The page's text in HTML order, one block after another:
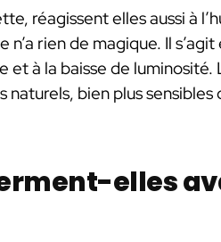
réagissent elles aussi à
rien de magique. Il
et à la baisse de luminosité.
bien plus sensibles
elles